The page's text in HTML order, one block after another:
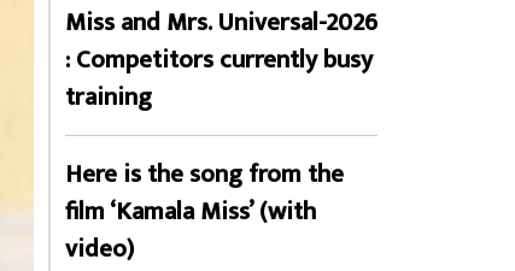
Miss and Mrs. Universal-2026
: Competitors currently busy
training
Here is the song from the
film ‘Kamala Miss’ (with
video)